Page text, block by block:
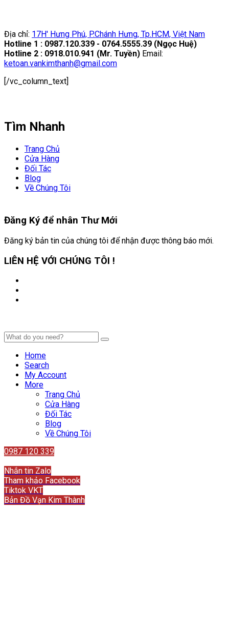
Địa chỉ: 17H' Hưng Phú, P.Chánh Hưng, Tp.HCM, Việt Nam
Hotline 1 : 0987.120.339 - 0764.5555.39 (Ngọc Huệ)
Hotline 2 : 0918.010.941 (Mr. Tuyền) Email:
ketoan.vankimthanh@gmail.com
[/vc_column_text]
Tìm Nhanh
Trang Chủ
Cửa Hàng
Đối Tác
Blog
Về Chúng Tôi
Đăng Ký để nhân Thư Mới
Đăng ký bản tin của chúng tôi để nhận được thông báo mới.
LIÊN HỆ VỚI CHÚNG TÔI !
Home
Search
My Account
More
Trang Chủ
Cửa Hàng
Đối Tác
Blog
Về Chúng Tôi
0987 120 339
Nhắn tin Zalo
Tham khảo Facebook
Tiktok VKT
Bản Đồ Vạn Kim Thành